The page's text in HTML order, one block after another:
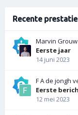
Recente
Marvin Grouw
Eerste jaar
14 juni 2023
F A de jongh
Eerste
12 mei 2023